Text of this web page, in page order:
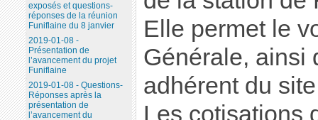
Elle permet le
Générale, ainsi
adhérent du
Les cotisations
exposés et questions-
réponses de la réunion
Funiflaine du 8 janvier
2019-01-08 -
Présentation de
l’avancement du projet
Funiflaine
2019-01-08 - Questions-
Réponses après la
présentation de
l’avancement du